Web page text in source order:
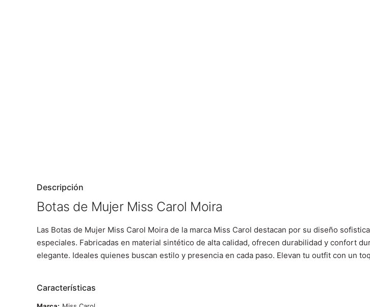
Descripción
Botas de Mujer Miss Carol Moira
Las Botas de Mujer Miss Carol Moira de la marca Miss Carol destacan por su diseño
especiales. Fabricadas en material sintético de alta calidad, ofrecen durabilidad y confort
elegante. Ideales quienes buscan estilo y presencia en cada paso. Elevan tu outfit con un
Características